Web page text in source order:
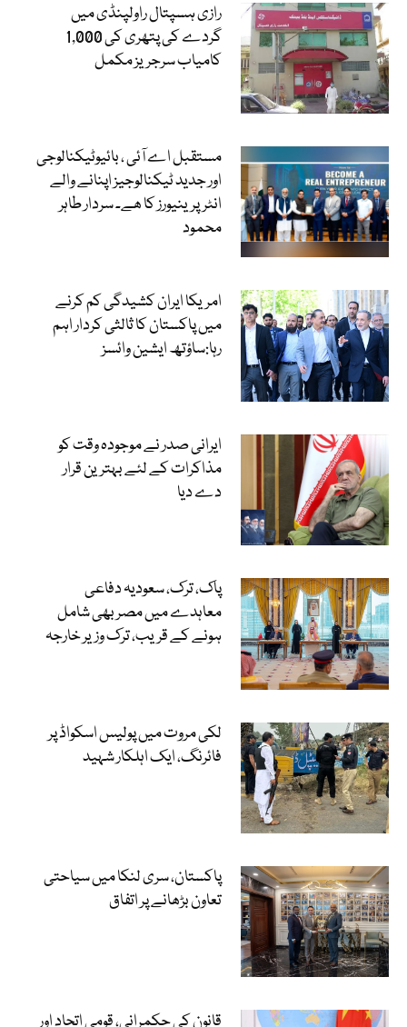
رازی ہسپتال راولپنڈی میں
گردے کی پتھری کی 1,000
کامیاب سرجریز مکمل
مستقبل اے آئی ، بائیوٹیکنالوجی
اور جدید ٹیکنالوجیز اپنانے والے
انٹرپرینیورز کا ھے۔ سردار طاہر
محمود
امریکا ایران کشیدگی کم کرنے
میں پاکستان کا ثالثی کردار اہم
رہا:ساؤتھ ایشین وائسز
ایرانی صدر نے موجودہ وقت کو
مذاکرات کے لئے بہترین قرار
دے دیا
پاک، ترک، سعودیہ دفاعی
معاہدے میں مصر بھی شامل
ہونے کے قریب، ترک وزیر خارجہ
لکی مروت میں پولیس اسکواڈ پر
فائرنگ، ایک اہلکار شہید
پاکستان، سری لنکا میں سیاحتی
تعاون بڑھانے پر اتفاق
قانون کی حکمرانی، قومی اتحاد اور